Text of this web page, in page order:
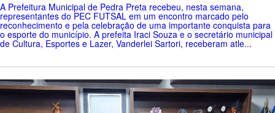
A Prefeitura Municipal de Pedra Preta recebeu, nesta semana,
representantes do PEC FUTSAL em um encontro marcado pelo
reconhecimento e pela celebração de uma importante conquista para
o esporte do município. A prefeita Iraci Souza e o secretário municipal
de Cultura, Esportes e Lazer, Vanderlei Sartori, receberam atle...